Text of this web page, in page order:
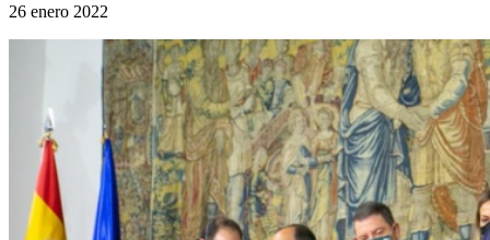
26 enero 2022